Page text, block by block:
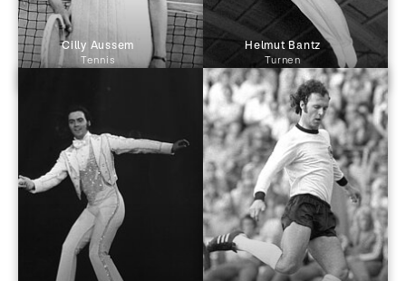
Cilly Aussem
Tennis
Helmut Bantz
Turnen